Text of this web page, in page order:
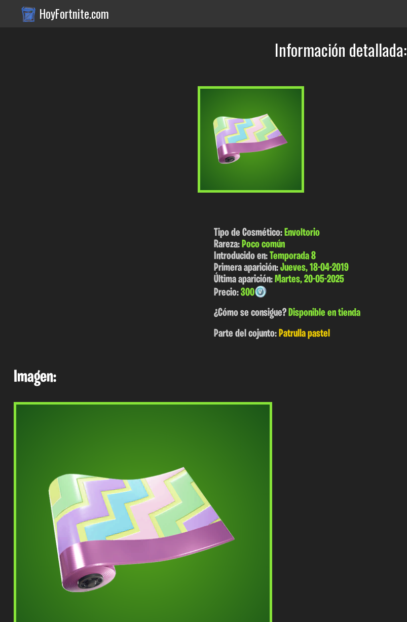
HoyFortnite.com
Información detallada:
Tipo de Cosmético:Envoltorio
Rareza: Poco común
Introducido en:Temporada 8
Primera aparición:Jueves, 18-04-2019
Última aparición:Martes, 20-05-2025
Precio:300
¿Cómo se consigue?Disponible en tienda
Parte del cojunto:Patrulla pastel
Imagen: